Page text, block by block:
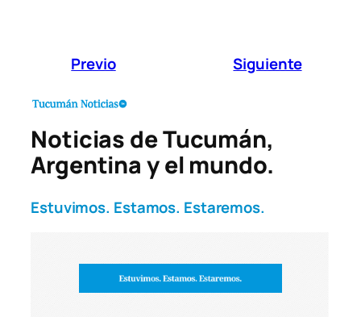
Previo Siguiente
Noticias de Tucumán,
Argentina y el mundo.
Estuvimos. Estamos. Estaremos.